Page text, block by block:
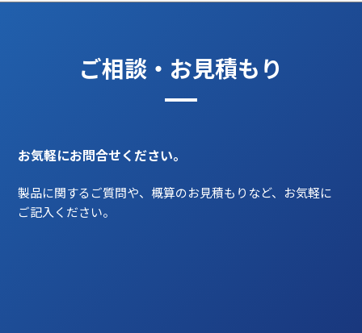
ご相談・お見積もり
お気軽にお問合せください。
製品に関するご質問や、概算のお見積もりなど、お気軽に
ご記入ください。